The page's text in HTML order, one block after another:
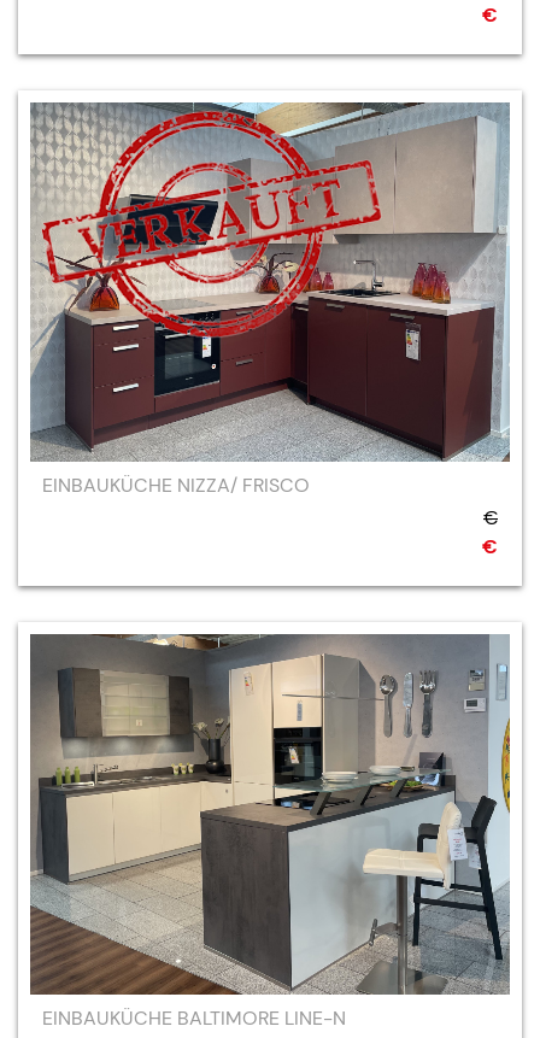
€
EINBAUKÜCHE NIZZA/ FRISCO
€
€
EINBAUKÜCHE BALTIMORE LINE-N